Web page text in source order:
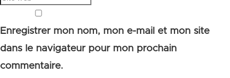
Enregistrer mon nom, mon e-mail et mon site
dans le navigateur pour mon prochain
commentaire.